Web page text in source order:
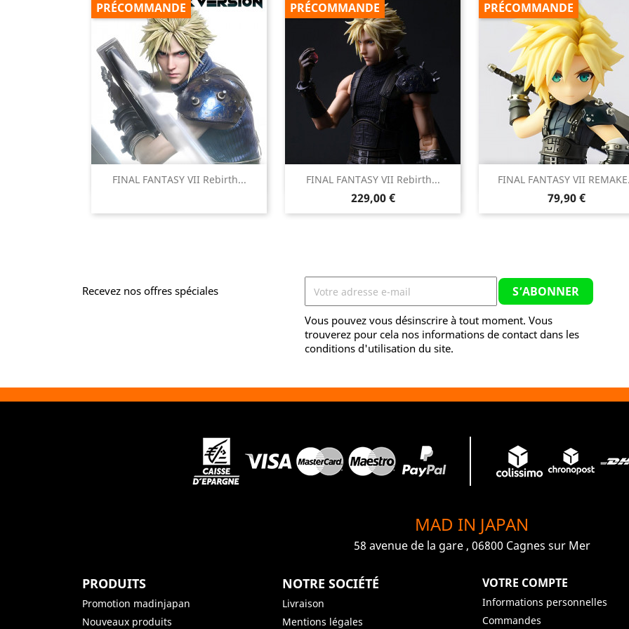
FINAL FANTASY VII Rebirth...
PRÉCOMMANDE
Aperçu rapide FINAL FANTASY VII Rebirth...
Prix
229,00 €
PRÉCOMMANDE
Aperçu rapide FINAL FANTASY VII
Prix
79,90 €
PRÉCOMMANDE
Aperçu rapide
Recevez nos offres spéciales
Vous pouvez vous désinscrire à tout moment. Vous
trouverez pour cela nos informations de contact dans les
conditions d'utilisation du site.
MAD IN JAPAN
58 avenue de la gare , 06800 Cagnes sur Mer
PRODUITS
Promotion madinjapan
Nouveaux produits
NOTRE SOCIÉTÉ
Livraison
Mentions légales
VOTRE COMPTE
Informations personnelles
Commandes